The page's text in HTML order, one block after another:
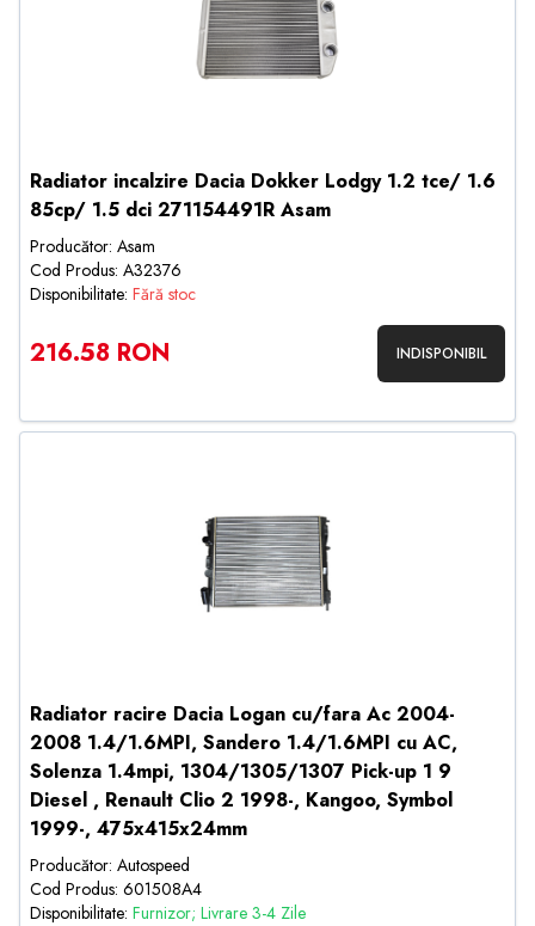
Radiator incalzire Dacia Dokker Lodgy 1.2 tce/ 1.6
85cp/ 1.5 dci 271154491R Asam
Producător: Asam
Cod Produs: A32376
Disponibilitate: Fără stoc
216.58 RON INDISPONIBIL
Radiator racire Dacia Logan cu/fara Ac 2004-
2008 1.4/1.6MPI, Sandero 1.4/1.6MPI cu AC,
Solenza 1.4mpi, 1304/1305/1307 Pick-up 1 9
Diesel , Renault Clio 2 1998-, Kangoo, Symbol
1999-, 475x415x24mm
Producător: Autospeed
Cod Produs: 601508A4
Disponibilitate: Furnizor; Livrare 3-4 Zile